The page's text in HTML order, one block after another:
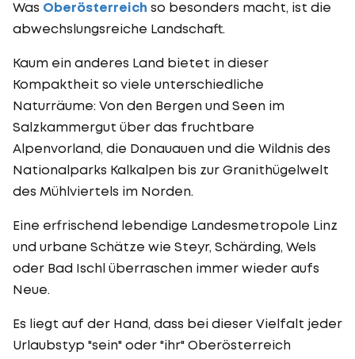
Was Oberösterreich so besonders macht, ist die
abwechslungsreiche Landschaft.
Kaum ein anderes Land bietet in dieser
Kompaktheit so viele unterschiedliche
Naturräume: Von den Bergen und Seen im
Salzkammergut über das fruchtbare
Alpenvorland, die Donauauen und die Wildnis des
Nationalparks Kalkalpen bis zur Granithügelwelt
des Mühlviertels im Norden.
Eine erfrischend lebendige Landesmetropole Linz
und urbane Schätze wie Steyr, Schärding, Wels
oder Bad Ischl überraschen immer wieder aufs
Neue.
Es liegt auf der Hand, dass bei dieser Vielfalt jeder
Urlaubstyp "sein" oder "ihr" Oberösterreich